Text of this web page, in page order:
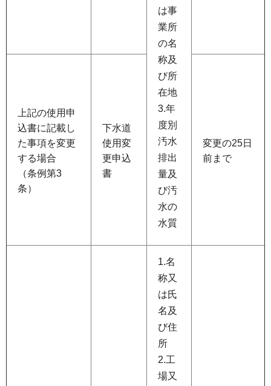
は事
業所
の名
称及
び所
在地
3.年
度別
汚水
排出
量及
び汚
水の
水質
上記の使用申
込書に記載し
た事項を変更
する場合
（条例第3
条）
下水道
使用変
更申込
書
変更の25日
前まで
1.名
称又
は氏
名及
び住
所
2.工
場又